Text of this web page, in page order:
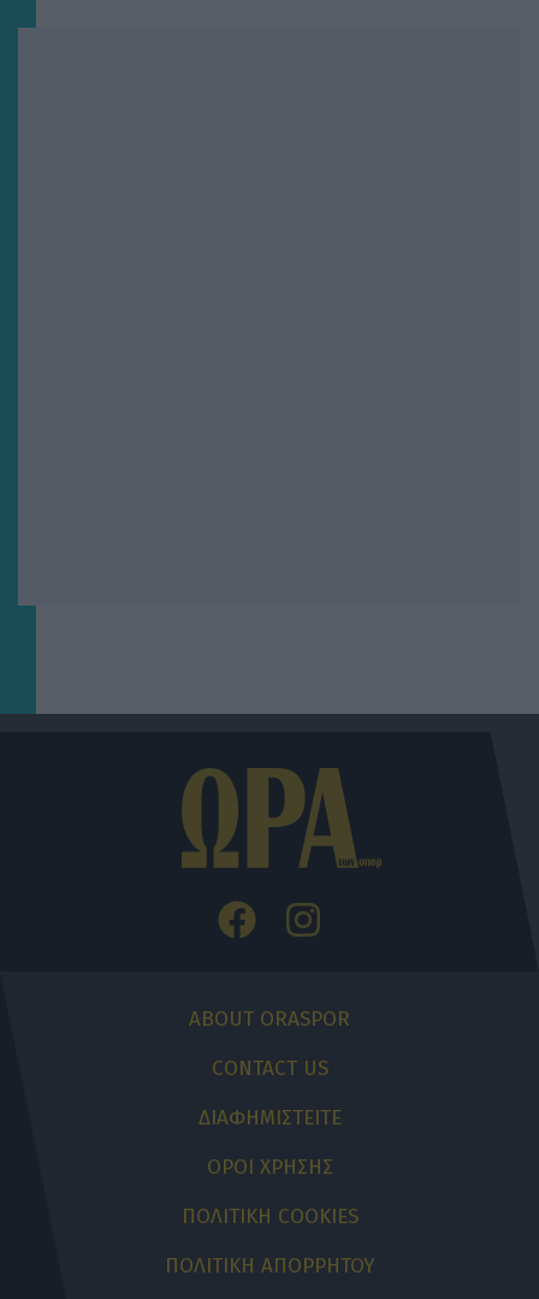
ABOUT ORASPOR
CONTACT US
ΔΙΑΦΗΜΙΣΤΕΙΤΕ
ΟΡΟΙ ΧΡΗΣΗΣ
ΠΟΛΙΤΙΚΗ COOKIES
ΠΟΛΙΤΙΚΗ ΑΠΟΡΡΗΤΟΥ